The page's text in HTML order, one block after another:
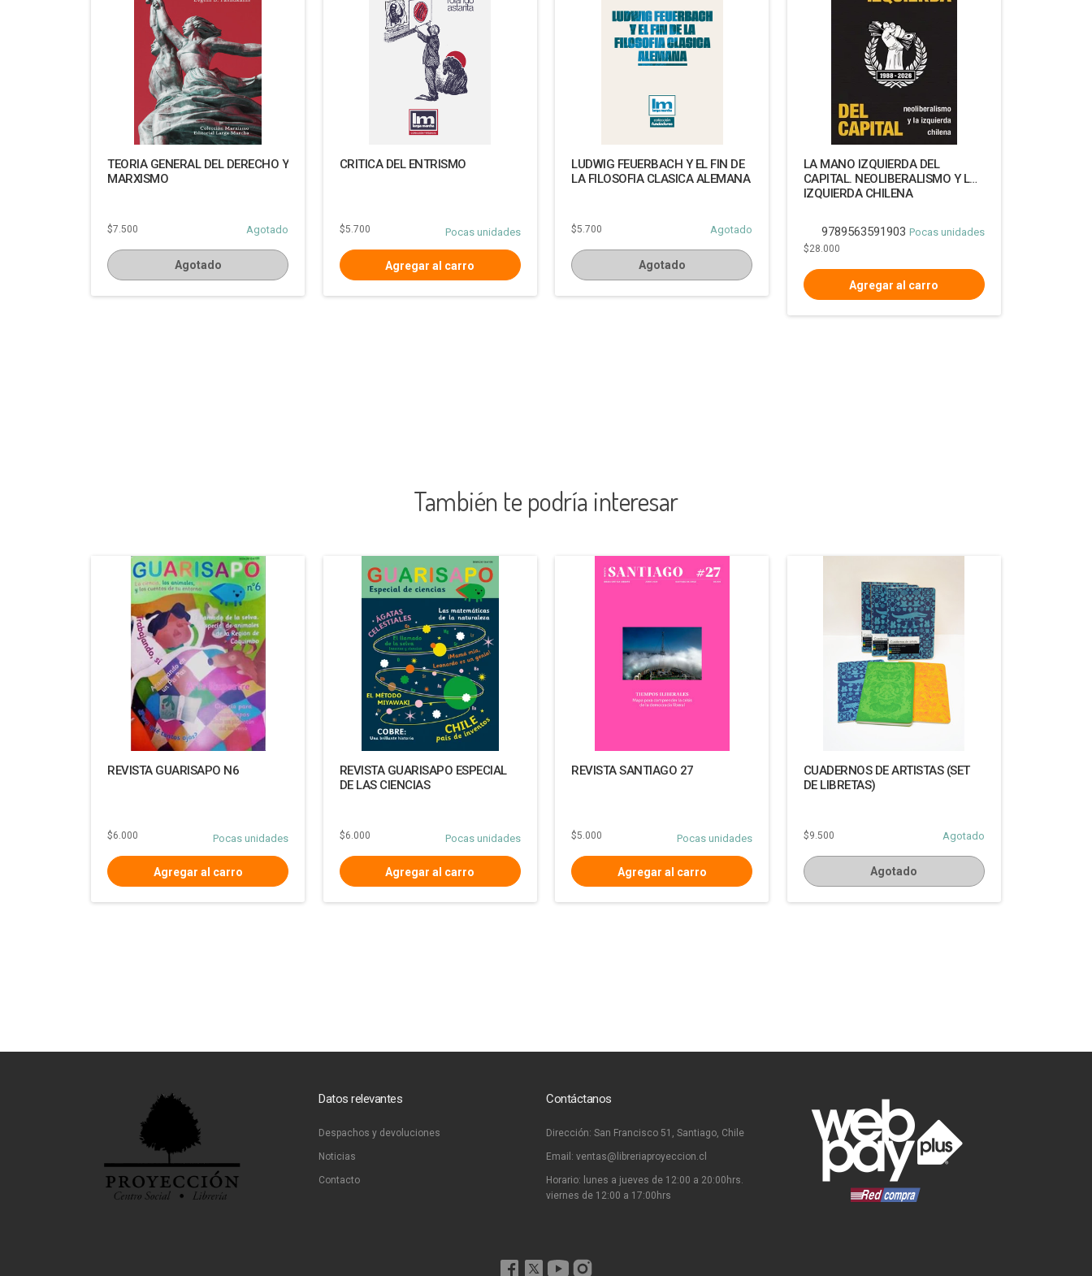
TEORIA GENERAL DEL DERECHO Y
MARXISMO
Agotado
$7.500
Agotado
CRITICA DEL ENTRISMO
Pocas unidades
$5.700
LUDWIG FEUERBACH Y EL FIN DE
LA FILOSOFIA CLASICA ALEMANA
Agotado
$5.700
Agotado
LA MANO IZQUIERDA DEL
CAPITAL. NEOLIBERALISMO Y LA
IZQUIERDA CHILENA
9789563591903 Pocas unidades
$28.000
También te podría interesar
REVISTA GUARISAPO N6
Pocas unidades
$6.000
REVISTA GUARISAPO ESPECIAL
DE LAS CIENCIAS
Pocas unidades
$6.000
REVISTA SANTIAGO 27
Pocas unidades
$5.000
CUADERNOS DE ARTISTAS (SET
DE LIBRETAS)
Agotado
$9.500
Agotado
Datos relevantes
Despachos y devoluciones
Noticias
Contacto
Contáctanos
Dirección: San Francisco 51, Santiago, Chile
Email: ventas@libreriaproyeccion.cl
Horario: lunes a jueves de 12:00 a 20:00hrs.
viernes de 12:00 a 17:00hrs